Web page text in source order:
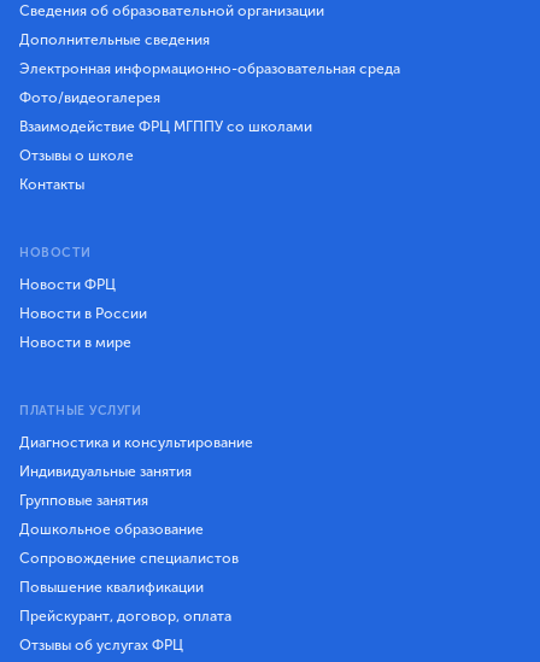
Сведения об образовательной организации
Дополнительные сведения
Электронная информационно-образовательная среда
Фото/видеогалерея
Взаимодействие ФРЦ МГППУ со школами
Отзывы о школе
Контакты
НОВОСТИ
Новости ФРЦ
Новости в России
Новости в мире
ПЛАТНЫЕ УСЛУГИ
Диагностика и консультирование
Индивидуальные занятия
Групповые занятия
Дошкольное образование
Сопровождение специалистов
Повышение квалификации
Прейскурант, договор, оплата
Отзывы об услугах ФРЦ